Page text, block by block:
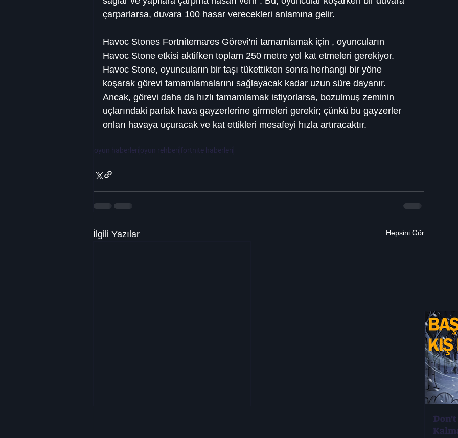
çarparlarsa, duvara 100 hasar verecekleri anlamına gelir.
Havoc Stones Fortnitemares Görevi'ni tamamlamak için , oyuncuların
Havoc Stone etkisi aktifken toplam 250 metre yol kat etmeleri gerekiyor.
Havoc Stone, oyuncuların bir taşı tükettikten sonra herhangi bir yöne
koşarak görevi tamamlamalarını sağlayacak kadar uzun süre dayanır.
Ancak, görevi daha da hızlı tamamlamak istiyorlarsa, bozulmuş zeminin
uçlarındaki parlak hava gayzerlerine girmeleri gerekir; çünkü bu gayzerler
onları havaya uçuracak ve kat ettikleri mesafeyi hızla artıracaktır.
oyun haberleri oyun rehberi fortnite haberleri
İlgili Yazılar Hepsini Gör